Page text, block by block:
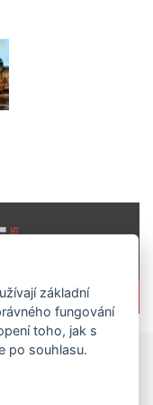
»
základní
fungování
toho, jak s
po souhlasu.